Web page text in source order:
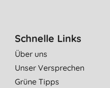
Schnelle Links
Über uns
Unser Versprechen
Grüne Tipps